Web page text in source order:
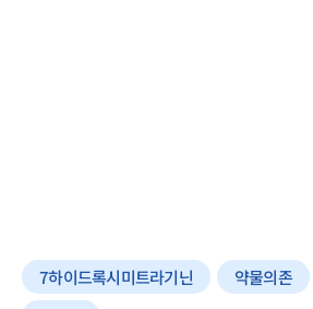
7하이드록시미트라기닌 약물의존